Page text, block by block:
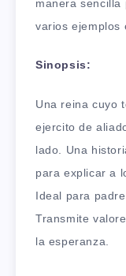
manera sencilla
varios ejemplos
Sinopsis:
Una reina cuyo
ejercito de
lado. Una
para explicar a
Ideal para
Transmite
la esperanza.